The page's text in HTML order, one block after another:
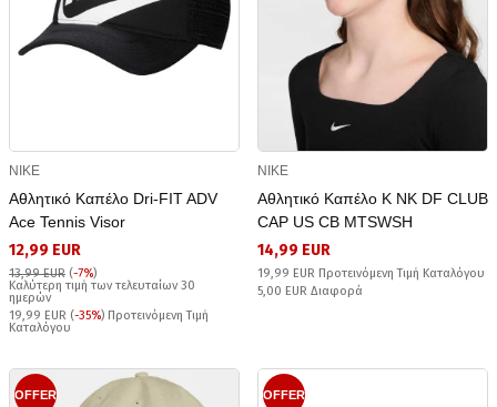
NIKE
Αθλητικό Καπέλο Dri-FIT ADV
Ace Tennis Visor
12,99 EUR
13,99 EUR (-7%)
Καλύτερη τιμή των τελευταίων 30
ημερών
19,99 EUR (-35%) Προτεινόμενη Τιμή
Καταλόγου
NIKE
Αθλητικό Καπέλο K NK DF CLUB
CAP US CB MTSWSH
14,99 EUR
19,99 EUR Προτεινόμενη Τιμή Καταλόγου
5,00 EUR Διαφορά
OFFER OFFER